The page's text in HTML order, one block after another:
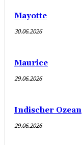
Mayotte
30.06.2026
Maurice
29.06.2026
Indischer Ozean
29.06.2026